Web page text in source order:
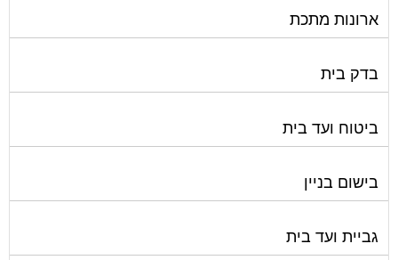
ארונות מתכת
בדק בית
ביטוח ועד בית
בישום בניין
גביית ועד בית